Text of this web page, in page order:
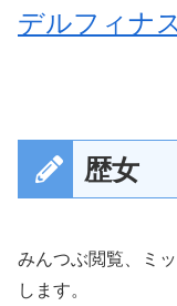
デルフィナ
歴女
みんつぶ閲覧、ミ
します。